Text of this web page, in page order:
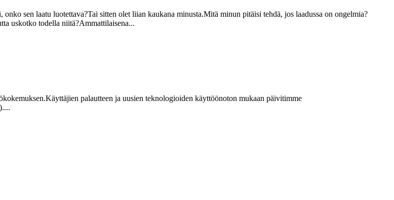
sen laatu luotettava?Tai sitten olet liian kaukana minusta.Mitä minun pitäisi tehdä, jos laadussa on ongelmia?
uskotko todella niitä?Ammattilaisena...
palautteen ja uusien teknologioiden käyttöönoton mukaan päivitimme